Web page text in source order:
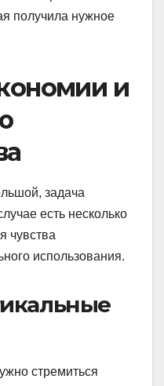
получила нужное
и
задача
есть несколько
чувства
использования.
стремиться